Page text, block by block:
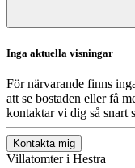
Inga aktuella visningar
För närvarande finns
att se bostaden eller få
kontaktar vi dig så snart
Kontakta mig
Villatomter i Hestra